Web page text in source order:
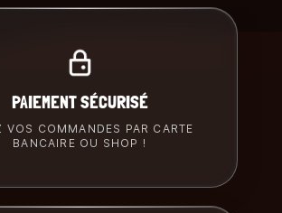
PAIEMENT SÉCURISÉ
VOS COMMANDES PAR CARTE
BANCAIRE OU SHOP !